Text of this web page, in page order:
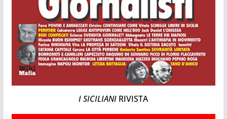
I SICILIANI RIVISTA